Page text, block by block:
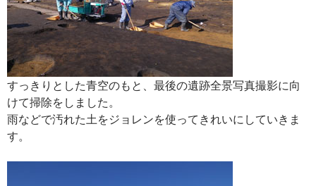
すっきりとした青空のもと、最後の遺跡全景写真撮影に向
けて掃除をしました。
雨などで汚れた土をジョレンを使ってきれいにしていきま
す。